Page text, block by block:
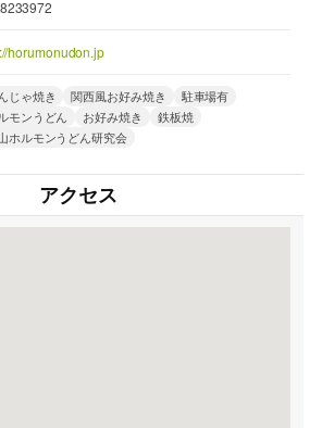
horumonudon.jp
じゃ焼き 関西風お好み焼き
駐車場有
モンうどん
お好み焼き
鉄板焼
ホルモンうどん研究会
アクセス